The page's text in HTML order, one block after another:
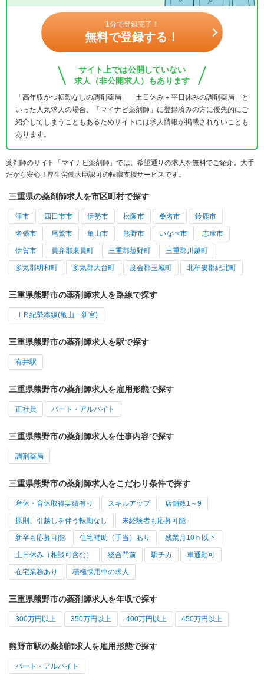
1分で登録完了！
無料で登録する！
サイト上では公開していない
求人（非公開求人）もあります
「高年収かつ転勤なしの調剤薬局」「土日休み＋平日休みの調剤薬局」と
いった人気求人の場合、「マイナビ薬剤師」に登録済みの方に優先的にご
紹介してしまうこともあるためサイトには求人情報が掲載されないことも
あります。
薬剤師のサイト「マイナビ薬剤師」では、希望通りの求人を無料でご紹介。大手
だから安心！厚生労働大臣認可の転職支援サービスです。
三重県の薬剤師求人を市区町村で探す
津市 四日市市 伊勢市 松阪市 桑名市 鈴鹿市
名張市 尾鷲市 亀山市 熊野市 いなべ市 志摩市
伊賀市 員弁郡東員町 三重郡菰野町 三重郡川越町
多気郡明和町 多気郡大台町 度会郡玉城町 北牟婁郡紀北町
三重県熊野市の薬剤師求人を路線で探す
ＪＲ紀勢本線(亀山－新宮)
三重県熊野市の薬剤師求人を駅で探す
有井駅
三重県熊野市の薬剤師求人を雇用形態で探す
正社員 パート・アルバイト
三重県熊野市の薬剤師求人を仕事内容で探す
調剤薬局
三重県熊野市の薬剤師求人をこだわり条件で探す
産休・育休取得実績有り スキルアップ 店舗数1～9
原則、引越しを伴う転勤なし 未経験者も応募可能
新卒も応募可能 住宅補助（手当）あり 残業月10ｈ以下
土日休み（相談可含む） 総合門前 駅チカ 車通勤可
在宅業務あり 積極採用中の求人
三重県熊野市の薬剤師求人を年収で探す
300万円以上 350万円以上 400万円以上 450万円以上
熊野市駅の薬剤師求人を雇用形態で探す
パート・アルバイト